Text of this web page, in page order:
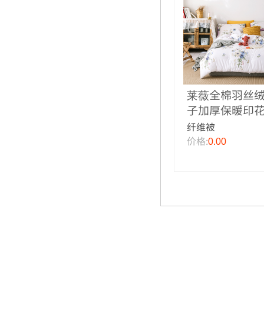
莱薇全棉羽丝
子加厚保暖印
纤维被
价格:0.00